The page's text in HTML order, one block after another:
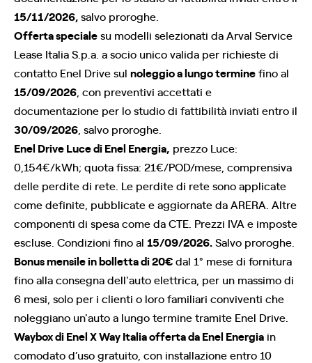
15/11/2026,salvo proroghe.
Offerta specialesu modelli selezionati da Arval Service
Lease Italia S.p.a. a socio unico valida per richieste di
contatto Enel Drive sul noleggio a lungo terminefino al
15/09/2026 , con preventivi accettati e
documentazione per lo studio di fattibilità inviati entro il
30/09/2026 , salvo proroghe.
Enel Drive Luce di Enel Energia, prezzo Luce:
0,154€/kWh; quota fissa: 21€/POD/mese, comprensiva
delle perdite di rete. Le perdite di rete sono applicate
come definite, pubblicate e aggiornate da ARERA. Altre
componenti di spesa come da CTE. Prezzi IVA e imposte
escluse. Condizioni fino al 15/09/2026.Salvo proroghe.
Bonus mensile in bolletta di 20€dal 1° mese di fornitura
fino alla consegna dell'auto elettrica, per un massimo di
6 mesi, solo per i clienti o loro familiari conviventi che
noleggiano un'auto a lungo termine tramite Enel Drive.
Waybox di Enel X Way Italia offerta da Enel Energia in
comodato d’uso gratuito, con installazione entro 10